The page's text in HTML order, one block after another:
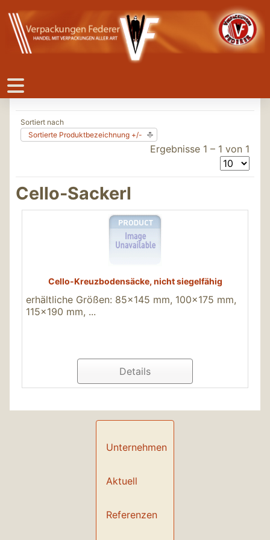
Sortiert nach
Sortierte Produktbezeichnung +/-
Ergebnisse 1 – 1 von 1
Cello-Sackerl
Cello-Kreuzbodensäcke, nicht siegelfähig
erhältliche Größen: 85x145 mm, 100x175 mm,
115x190 mm, ...
Details
Unternehmen
Aktuell
Referenzen